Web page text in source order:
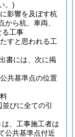
。)
影響を及ぼす杭
ら杭、車両、
る工事
すと思われる工
書には、次に掲
共基準点の位置
びに全ての引
、工事施工者は
公共基準点付近